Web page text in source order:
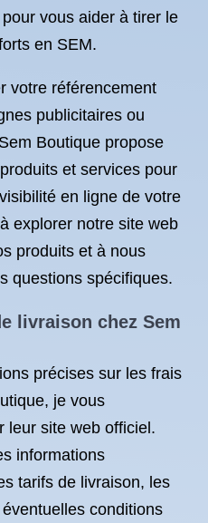
vous aider à tirer le
en SEM.
votre référencement
publicitaires ou
Boutique propose
et services pour
en ligne de votre
explorer notre site web
produits et à nous
questions spécifiques.
livraison chez Sem
précises sur les frais
je vous
leur site web officiel.
informations
tarifs de livraison, les
conditions